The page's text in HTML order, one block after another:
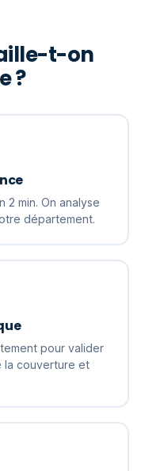
t-on
?
2 min. On analyse
département.
pour valider
couverture et